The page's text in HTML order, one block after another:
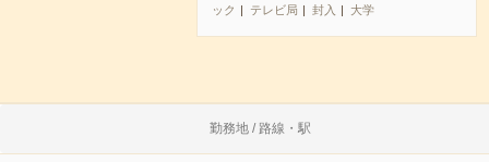
ック
テレビ局 封入 大学
勤務地 / 路線・駅